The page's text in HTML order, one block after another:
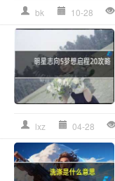
bk 10-28
lxz 04-28